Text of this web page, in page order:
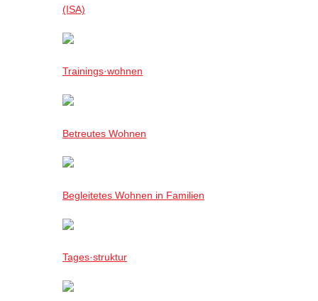
(ISA)
Trainings·wohnen
Betreutes Wohnen
Begleitetes Wohnen in Familien
Tages·struktur